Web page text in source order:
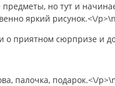
но тут и
яркий рисунок.<\/p>\n
о приятном сюрпризе и
палочка, подарок.<\/